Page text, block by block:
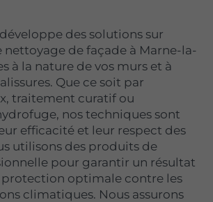
des solutions sur
nettoyage de façade à Marne-la-
à la nature de vos murs et à
Que ce soit par
traitement curatif ou
nos techniques sont
efficacité et leur respect des
utilisons des produits de
pour garantir un résultat
protection optimale contre les
climatiques. Nous assurons